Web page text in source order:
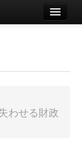
わせる財政